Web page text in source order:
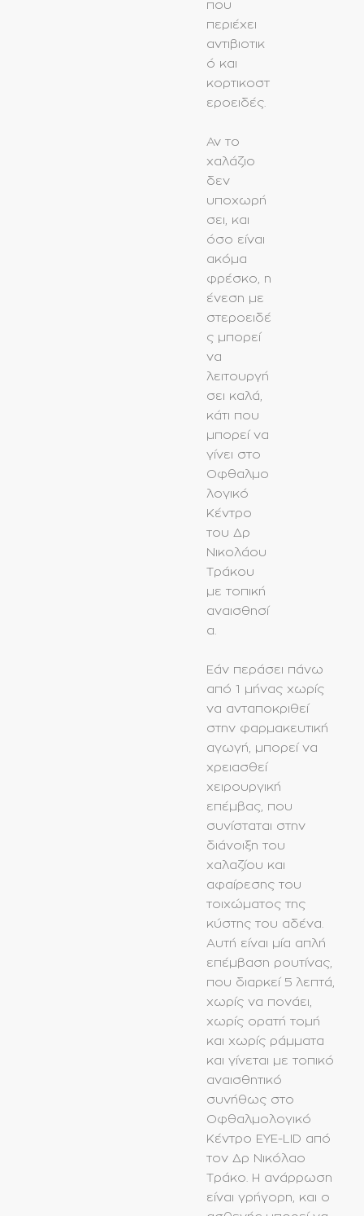
που
περιέχει
αντιβιοτικ
ό και
κορτικοστ
εροειδές.
Αν το
χαλάζιο
δεν
υποχωρή
σει, και
όσο είναι
ακόμα
φρέσκο, η
ένεση με
στεροειδέ
ς μπορεί
να
λειτουργή
σει καλά,
κάτι που
μπορεί να
γίνει στο
Οφθαλμο
λογικό
Κέντρο
του Δρ
Νικολάου
Τράκου
με τοπική
αναισθησί
α.
Εάν περάσει πάνω
από 1 μήνας χωρίς
να ανταποκριθεί
στην φαρμακευτική
αγωγή, μπορεί να
χρειασθεί
χειρουργική
επέμβας, που
συνίσταται στην
διάνοιξη του
χαλαζίου και
αφαίρεσης του
τοιχώματος της
κύστης του αδένα.
Αυτή είναι μία απλή
επέμβαση ρουτίνας,
που διαρκεί 5 λεπτά,
χωρίς να πονάει,
χωρίς ορατή τομή
και χωρίς ράμματα
και γίνεται με τοπικό
αναισθητικό
συνήθως στο
Οφθαλμολογικό
Κέντρο EYE-LID από
τον Δρ Νικόλαο
Τράκο. Η ανάρρωση
είναι γρήγορη, και ο